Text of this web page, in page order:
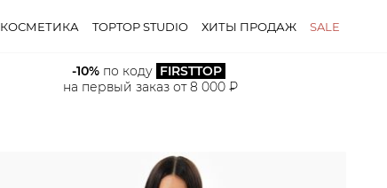
КОСМЕТИКА TOPTOP STUDIO ХИТЫ ПРОДАЖ SALE
-10% по коду FIRSTTOP
на первый заказ от 8 000 ₽